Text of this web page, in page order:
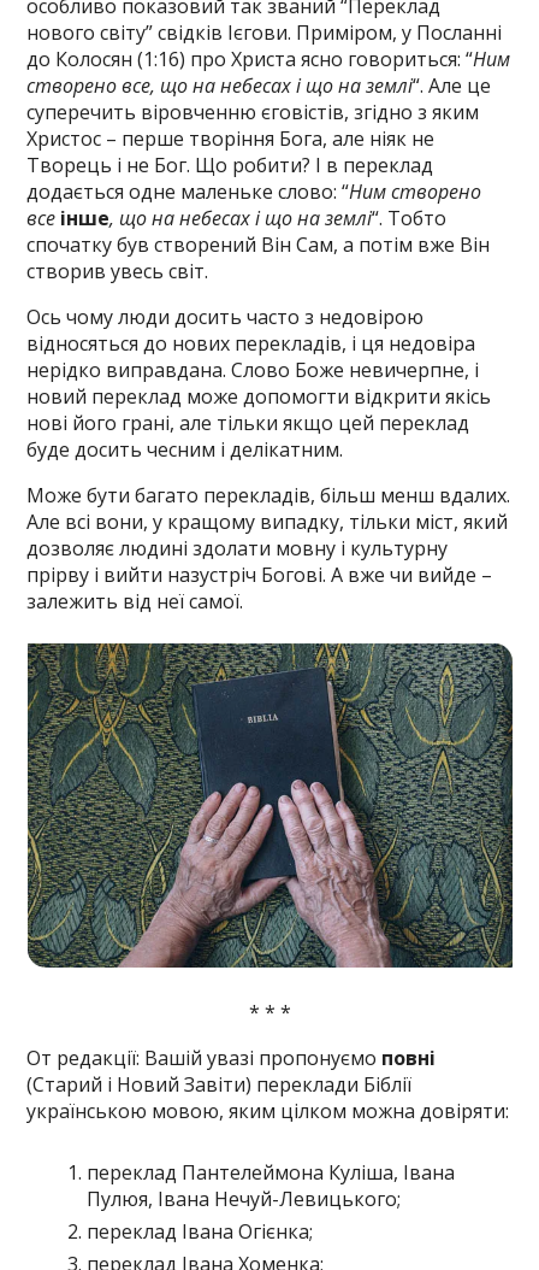
особливо показовий так званий “Переклад
нового світу” свідків Ієгови. Приміром, у Посланні
до Колосян (1:16) про Христа ясно говориться: “Ним
створено все, що на небесах і що на землі“. Але це
суперечить віровченню єговістів, згідно з яким
Христос – перше творіння Бога, але ніяк не
Творець і не Бог. Що робити? І в переклад
додається одне маленьке слово: “Ним створено
все інше, що на небесах і що на землі“. Тобто
спочатку був створений Він Сам, а потім вже Він
створив увесь світ.
Ось чому люди досить часто з недовірою
відносяться до нових перекладів, і ця недовіра
нерідко виправдана. Слово Боже невичерпне, і
новий переклад може допомогти відкрити якісь
нові його грані, але тільки якщо цей переклад
буде досить чесним і делікатним.
Може бути багато перекладів, більш менш вдалих.
Але всі вони, у кращому випадку, тільки міст, який
дозволяє людині здолати мовну і культурну
прірву і вийти назустріч Богові. А вже чи вийде –
залежить від неї самої.
* * *
От редакції: Вашій увазі пропонуємо повні
(Старий і Новий Завіти) переклади Біблії
українською мовою, яким цілком можна довіряти:
переклад Пантелеймона Куліша, Івана
Пулюя, Івана Нечуй-Левицького;
переклад Івана Огієнка;
переклад Івана Хоменка;